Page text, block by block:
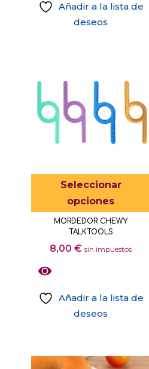
Añadir a la lista de
deseos
Seleccionar
opciones
MORDEDOR CHEWY
TALKTOOLS
8,00€ sin impuestos
Añadir a la lista de
deseos
tiene